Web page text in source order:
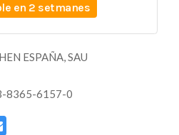
en 2 setmanes
ESPAÑA, SAU
8365-6157-0